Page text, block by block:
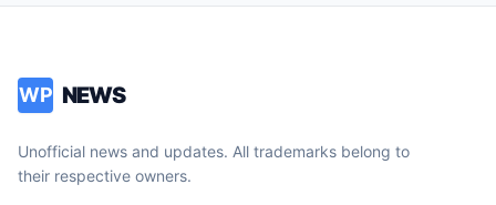
WP NEWS
Unofficial news and updates. All trademarks belong to
their respective owners.